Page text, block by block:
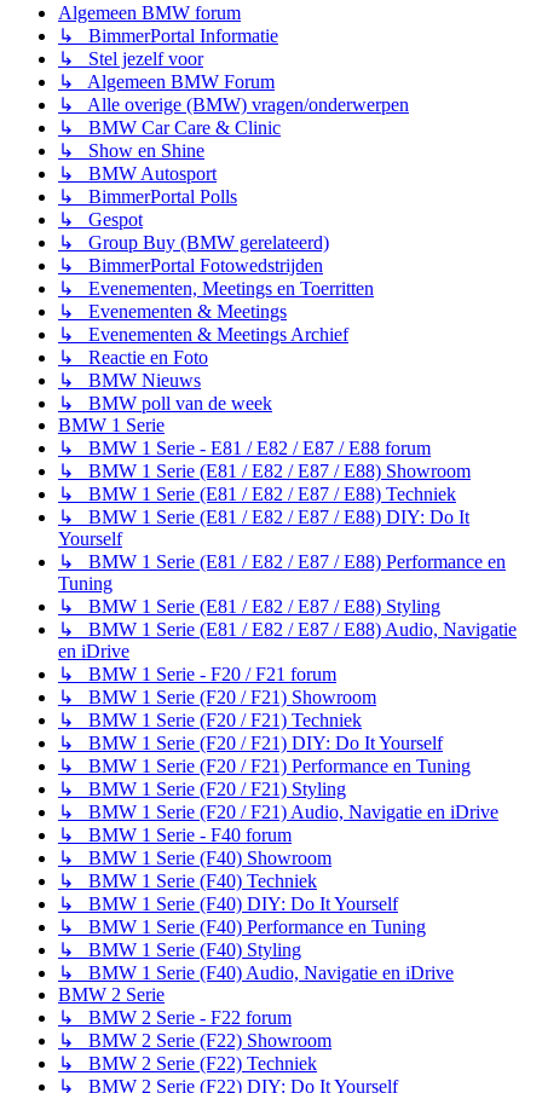
Algemeen BMW forum
↳ BimmerPortal Informatie
↳ Stel jezelf voor
↳ Algemeen BMW Forum
↳ Alle overige (BMW) vragen/onderwerpen
↳ BMW Car Care & Clinic
↳ Show en Shine
↳ BMW Autosport
↳ BimmerPortal Polls
↳ Gespot
↳ Group Buy (BMW gerelateerd)
↳ BimmerPortal Fotowedstrijden
↳ Evenementen, Meetings en Toerritten
↳ Evenementen & Meetings
↳ Evenementen & Meetings Archief
↳ Reactie en Foto
↳ BMW Nieuws
↳ BMW poll van de week
BMW 1 Serie
↳ BMW 1 Serie - E81 / E82 / E87 / E88 forum
↳ BMW 1 Serie (E81 / E82 / E87 / E88) Showroom
↳ BMW 1 Serie (E81 / E82 / E87 / E88) Techniek
↳ BMW 1 Serie (E81 / E82 / E87 / E88) DIY: Do It
Yourself
↳ BMW 1 Serie (E81 / E82 / E87 / E88) Performance en
Tuning
↳ BMW 1 Serie (E81 / E82 / E87 / E88) Styling
↳ BMW 1 Serie (E81 / E82 / E87 / E88) Audio, Navigatie
en iDrive
↳ BMW 1 Serie - F20 / F21 forum
↳ BMW 1 Serie (F20 / F21) Showroom
↳ BMW 1 Serie (F20 / F21) Techniek
↳ BMW 1 Serie (F20 / F21) DIY: Do It Yourself
↳ BMW 1 Serie (F20 / F21) Performance en Tuning
↳ BMW 1 Serie (F20 / F21) Styling
↳ BMW 1 Serie (F20 / F21) Audio, Navigatie en iDrive
↳ BMW 1 Serie - F40 forum
↳ BMW 1 Serie (F40) Showroom
↳ BMW 1 Serie (F40) Techniek
↳ BMW 1 Serie (F40) DIY: Do It Yourself
↳ BMW 1 Serie (F40) Performance en Tuning
↳ BMW 1 Serie (F40) Styling
↳ BMW 1 Serie (F40) Audio, Navigatie en iDrive
BMW 2 Serie
↳ BMW 2 Serie - F22 forum
↳ BMW 2 Serie (F22) Showroom
↳ BMW 2 Serie (F22) Techniek
↳ BMW 2 Serie (F22) DIY: Do It Yourself